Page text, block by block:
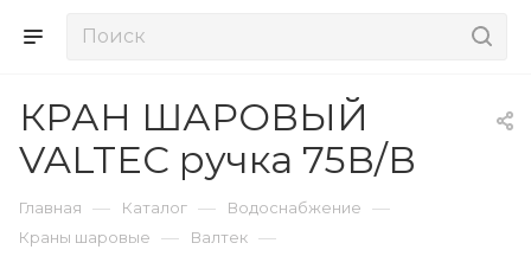
КРАН ШАРОВЫЙ
VALTEC ручка 75В/В
Главная — Каталог — Водоснабжение —
Краны шаровые — Валтек —